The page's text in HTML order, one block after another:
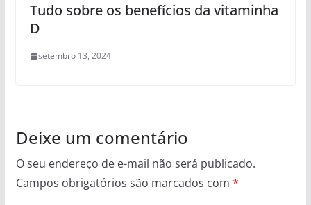
Tudo sobre os benefícios da vitaminha
D
setembro 13, 2024
Deixe um comentário
O seu endereço de e-mail não será publicado.
Campos obrigatórios são marcados com *